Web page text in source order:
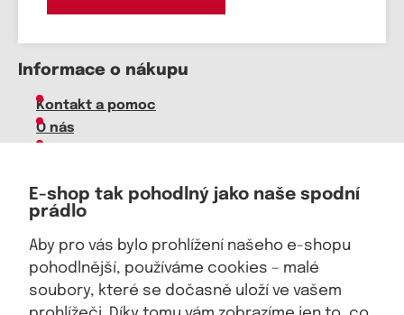
E-shop tak pohodlný jako naše spodní
prádlo
Aby pro vás bylo prohlížení našeho e-shopu
pohodlnější, používáme cookies – malé
soubory, které se dočasně uloží ve vašem
Informace o nákupu
Kontakt a pomoc
O nás
Velkoobchod
Vrácení zboží, reklamace
Obchodní podmínky
Průvodce spokojené ženy
Staňte se naším fanouškem